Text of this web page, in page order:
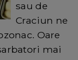
sau de
Craciun ne
Oare
mai